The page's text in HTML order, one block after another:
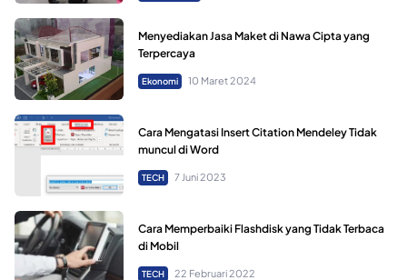
Menyediakan Jasa Maket di Nawa Cipta yang
Terpercaya
Ekonomi 10 Maret 2024
Cara Mengatasi Insert Citation Mendeley Tidak
muncul di Word
TECH 7 Juni 2023
Cara Memperbaiki Flashdisk yang Tidak Terbaca
di Mobil
TECH 22 Februari 2022